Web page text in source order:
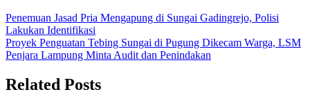
Penemuan Jasad Pria Mengapung di Sungai Gadingrejo, Polisi
Lakukan Identifikasi
Proyek Penguatan Tebing Sungai di Pugung Dikecam Warga, LSM
Penjara Lampung Minta Audit dan Penindakan
Related Posts